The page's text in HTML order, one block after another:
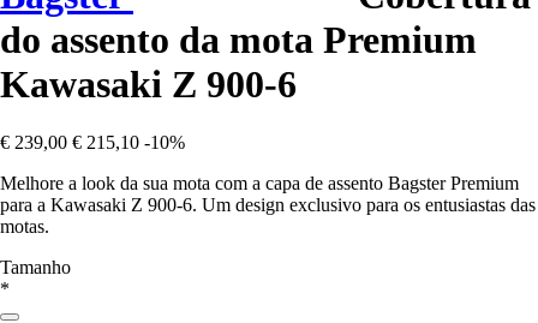
do assento da mota Premium
Kawasaki Z 900-6
€ 239,00 € 215,10 -10%
Melhore a look da sua mota com a capa de assento Bagster Premium
para a Kawasaki Z 900-6. Um design exclusivo para os entusiastas das
motas.
Tamanho
*